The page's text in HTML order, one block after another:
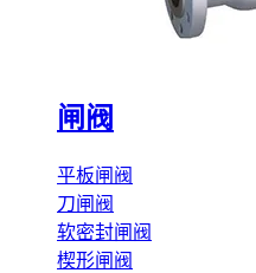
闸阀
平板闸阀
刀闸阀
软密封闸阀
楔形闸阀